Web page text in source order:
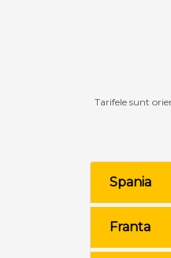
Tarifele sunt
Spania
Franta